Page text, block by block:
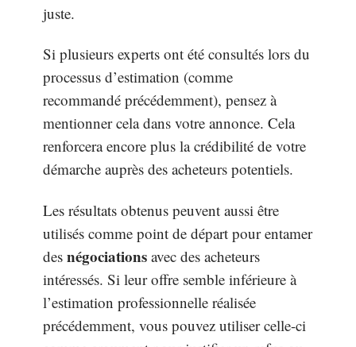
juste.
Si plusieurs experts ont été consultés lors du
processus d’estimation (comme
recommandé précédemment), pensez à
mentionner cela dans votre annonce. Cela
renforcera encore plus la crédibilité de votre
démarche auprès des acheteurs potentiels.
Les résultats obtenus peuvent aussi être
utilisés comme point de départ pour entamer
des négociations avec des acheteurs
intéressés. Si leur offre semble inférieure à
l’estimation professionnelle réalisée
précédemment, vous pouvez utiliser celle-ci